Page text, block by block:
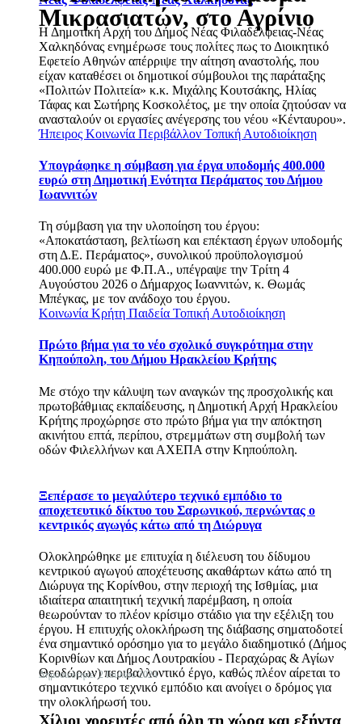
Η Δημοτική Αρχή του Δήμος Νέας Φιλαδέλφειας-Νέας
Χαλκηδόνας ενημέρωσε τους πολίτες πως το Διοικητικό
Εφετείο Αθηνών απέρριψε την αίτηση αναστολής, που
είχαν καταθέσει οι δημοτικοί σύμβουλοι της παράταξης
«Πολιτών Πολιτεία» κ.κ. Μιχάλης Κουτσάκης, Ηλίας
Τάφας και Σωτήρης Κοσκολέτος, με την οποία ζητούσαν να
ανασταλούν οι εργασίες ανέγερσης του νέου «Κένταυρου».
Ήπειρος Κοινωνία Περιβάλλον Τοπική Αυτοδιοίκηση
Υπογράφηκε η σύμβαση για έργα υποδομής 400.000
ευρώ στη Δημοτική Ενότητα Περάματος του Δήμου
Ιωαννιτών
Τη σύμβαση για την υλοποίηση του έργου:
«Αποκατάσταση, βελτίωση και επέκταση έργων υποδομής
στη Δ.Ε. Περάματος», συνολικού προϋπολογισμού
400.000 ευρώ με Φ.Π.Α., υπέγραψε την Τρίτη 4
Αυγούστου 2026 ο Δήμαρχος Ιωαννιτών, κ. Θωμάς
Μπέγκας, με τον ανάδοχο του έργου.
Κοινωνία Κρήτη Παιδεία Τοπική Αυτοδιοίκηση
Πρώτο βήμα για το νέο σχολικό συγκρότημα στην
Κηπούπολη, του Δήμου Ηρακλείου Κρήτης
Με στόχο την κάλυψη των αναγκών της προσχολικής και
πρωτοβάθμιας εκπαίδευσης, η Δημοτική Αρχή Ηρακλείου
Κρήτης προχώρησε στο πρώτο βήμα για την απόκτηση
ακινήτου επτά, περίπου, στρεμμάτων στη συμβολή των
οδών Φιλελλήνων και ΑΧΕΠΑ στην Κηπούπολη.
Ξεπέρασε το μεγαλύτερο τεχνικό εμπόδιο το
αποχετευτικό δίκτυο του Σαρωνικού, περνώντας ο
κεντρικός αγωγός κάτω από τη Διώρυγα
Ολοκληρώθηκε με επιτυχία η διέλευση του δίδυμου
κεντρικού αγωγού αποχέτευσης ακαθάρτων κάτω από τη
Διώρυγα της Κορίνθου, στην περιοχή της Ισθμίας, μια
ιδιαίτερα απαιτητική τεχνική παρέμβαση, η οποία
θεωρούνταν το πλέον κρίσιμο στάδιο για την εξέλιξη του
έργου. Η επιτυχής ολοκλήρωση της διάβασης σηματοδοτεί
ένα σημαντικό ορόσημο για το μεγάλο διαδημοτικό (Δήμος
Κορινθίων και Δήμος Λουτρακίου - Περαχώρας & Αγίων
Θεοδώρων) περιβαλλοντικό έργο, καθώς πλέον αίρεται το
σημαντικότερο τεχνικό εμπόδιο και ανοίγει ο δρόμος για
την ολοκλήρωσή του.
Μικρασιατών, στο Αγρίνιο
Δημοσιεύτηκε: 2 Ιουλίου 2024
Χίλιοι χορευτές από όλη τη χώρα και εξήντα